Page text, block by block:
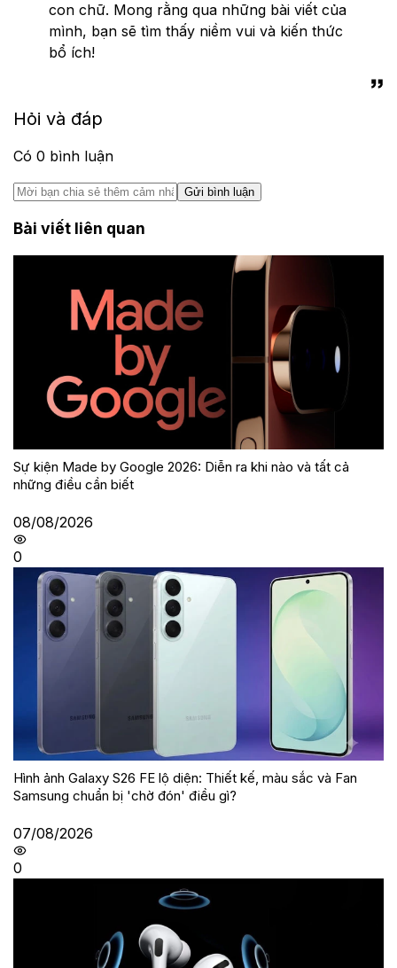
con chữ. Mong rằng qua những bài viết của
mình, bạn sẽ tìm thấy niềm vui và kiến thức
bổ ích!
Hỏi và đáp
Có 0 bình luận
Gửi bình luận
Bài viết liên quan
Sự kiện Made by Google 2026: Diễn ra khi nào và tất cả
những điều cần biết
08/08/2026
0
Hình ảnh Galaxy S26 FE lộ diện: Thiết kế, màu sắc và Fan
Samsung chuẩn bị 'chờ đón' điều gì?
07/08/2026
0